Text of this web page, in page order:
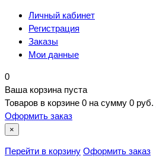
Личный кабинет
Регистрация
Заказы
Мои данные
0
Ваша корзина пуста
Товаров в корзине 0 на сумму 0 руб.
Оформить заказ
×
Перейти в корзину Оформить заказ